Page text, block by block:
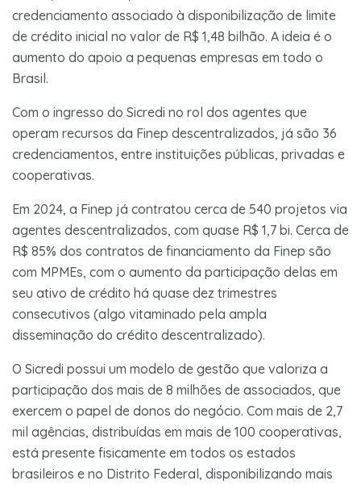
credenciamento associado à disponibilização de limite
de crédito inicial no valor de R$ 1,48 bilhão. A ideia é o
aumento do apoio a pequenas empresas em todo o
Brasil.
Com o ingresso do Sicredi no rol dos agentes que
operam recursos da Finep descentralizados, já são 36
credenciamentos, entre instituições públicas, privadas e
cooperativas.
Em 2024, a Finep já contratou cerca de 540 projetos via
agentes descentralizados, com quase R$ 1,7 bi. Cerca de
R$ 85% dos contratos de financiamento da Finep são
com MPMEs, com o aumento da participação delas em
seu ativo de crédito há quase dez trimestres
consecutivos (algo vitaminado pela ampla
disseminação do crédito descentralizado).
O Sicredi possui um modelo de gestão que valoriza a
participação dos mais de 8 milhões de associados, que
exercem o papel de donos do negócio. Com mais de 2,7
mil agências, distribuídas em mais de 100 cooperativas,
está presente fisicamente em todos os estados
brasileiros e no Distrito Federal, disponibilizando mais